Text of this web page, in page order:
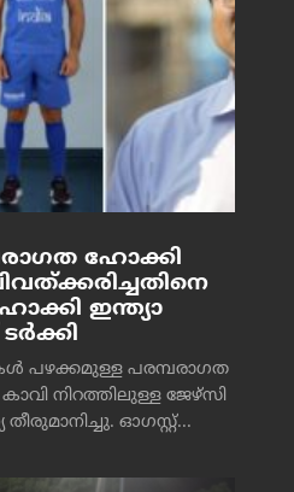
ഹോക്കി
ഇന്ത്യാ
പഴക്കമുള്ള പരമ്പരാഗത
കാവി നിറത്തിലുള്ള ജേഴ്‌സി
ഓഗസ്റ്റ്...